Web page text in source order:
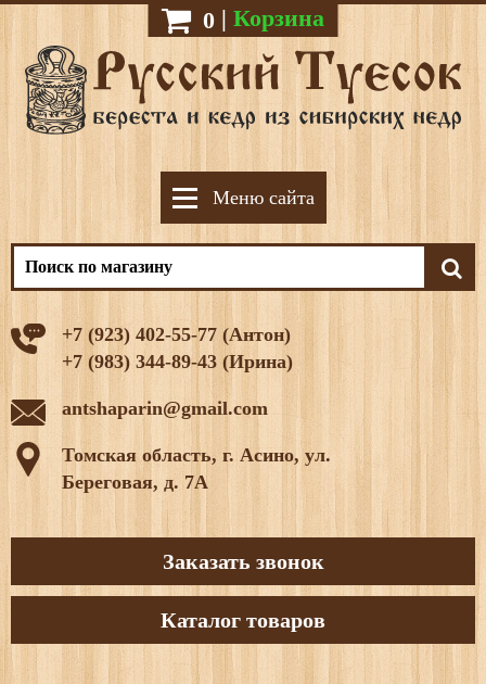
0 | Корзина
Меню сайта
+7 (923) 402-55-77 (Антон)
+7 (983) 344-89-43 (Ирина)
antshaparin@gmail.com
Томская область, г. Асино, ул.
Береговая, д. 7А
Заказать звонок
Каталог товаров